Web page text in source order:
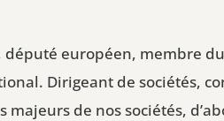
député européen, membre
Dirigeant de sociétés,
de nos sociétés,